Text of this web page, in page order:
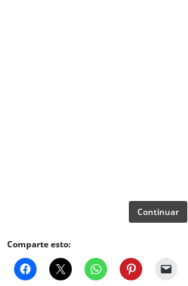
Continuar
Comparte esto: